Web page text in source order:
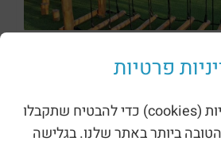
פרטיות
אנו משתמשים בעוגיות (cookies) כדי להבטיח שתקבלו
ביותר באתר שלנו. בגלישה